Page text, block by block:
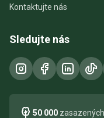
Kontaktujte nás
Sledujte nás
50 000